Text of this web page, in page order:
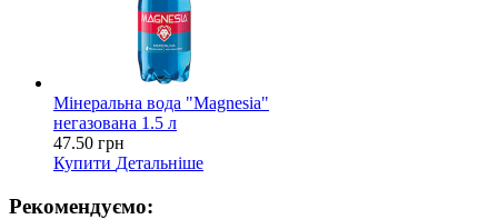
Мінеральна вода "Magnesia"
негазована 1.5 л
47.50 грн
Купити Детальніше
Рекомендуємо: